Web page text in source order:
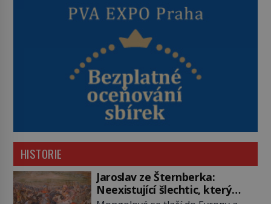
HISTORIE
Jaroslav ze Šternberka:
Neexistující šlechtic, který